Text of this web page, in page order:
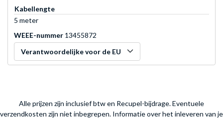
Kabellengte
5 meter
WEEE-nummer 13455872
Verantwoordelijke voor de EU
Alle prijzen zijn inclusief btw en Recupel-bijdrage. Eventuele
verzendkosten zijn niet inbegrepen. Informatie over het inleveren van je